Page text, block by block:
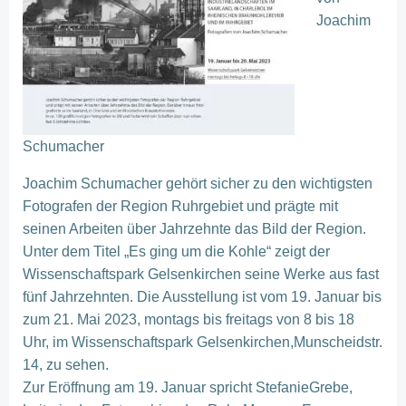
Joachim
Schumacher
Joachim Schumacher gehört sicher zu den wichtigsten
Fotografen der Region Ruhrgebiet und prägte mit
seinen Arbeiten über Jahrzehnte das Bild der Region.
Unter dem Titel „Es ging um die Kohle“ zeigt der
Wissenschaftspark Gelsenkirchen seine Werke aus fast
fünf Jahrzehnten. Die Ausstellung ist vom 19. Januar bis
zum 21. Mai 2023, montags bis freitags von 8 bis 18
Uhr, im Wissenschaftspark Gelsenkirchen,Munscheidstr.
14, zu sehen.
Zur Eröffnung am 19. Januar spricht StefanieGrebe,